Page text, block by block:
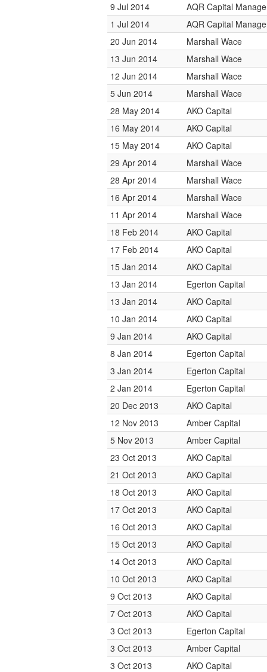
9 Jul 2014
AQR Capital
1 Jul 2014
AQR Capital
20 Jun 2014
Marshall Wace
13 Jun 2014
Marshall Wace
12 Jun 2014
Marshall Wace
5 Jun 2014
Marshall Wace
28 May 2014
AKO Capital
16 May 2014
AKO Capital
15 May 2014
AKO Capital
29 Apr 2014
Marshall Wace
28 Apr 2014
Marshall Wace
16 Apr 2014
Marshall Wace
11 Apr 2014
Marshall Wace
18 Feb 2014
AKO Capital
17 Feb 2014
AKO Capital
15 Jan 2014
AKO Capital
13 Jan 2014
Egerton Capital
13 Jan 2014
AKO Capital
10 Jan 2014
AKO Capital
9 Jan 2014
AKO Capital
8 Jan 2014
Egerton Capital
3 Jan 2014
Egerton Capital
2 Jan 2014
Egerton Capital
20 Dec 2013
AKO Capital
12 Nov 2013
Amber Capital
5 Nov 2013
Amber Capital
23 Oct 2013
AKO Capital
21 Oct 2013
AKO Capital
18 Oct 2013
AKO Capital
17 Oct 2013
AKO Capital
16 Oct 2013
AKO Capital
15 Oct 2013
AKO Capital
14 Oct 2013
AKO Capital
10 Oct 2013
AKO Capital
9 Oct 2013
AKO Capital
7 Oct 2013
AKO Capital
3 Oct 2013
Egerton Capital
3 Oct 2013
Amber Capital
3 Oct 2013
AKO Capital